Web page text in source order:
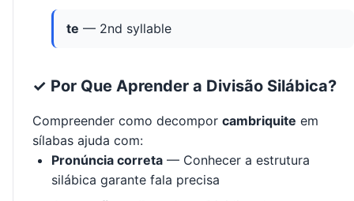
te — 2nd syllable
✓ Por Que Aprender a Divisão Silábica?
Compreender como decompor cambriquite em
sílabas ajuda com:
Pronúncia correta — Conhecer a estrutura
silábica garante fala precisa